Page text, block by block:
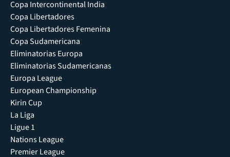
Copa Intercontinental India
Copa Libertadores
Copa Libertadores Femenina
Copa Sudamericana
Eliminatorias Europa
Eliminatorias Sudamericanas
Europa League
European Championship
Kirin Cup
La Liga
Ligue 1
Nations League
Premier League